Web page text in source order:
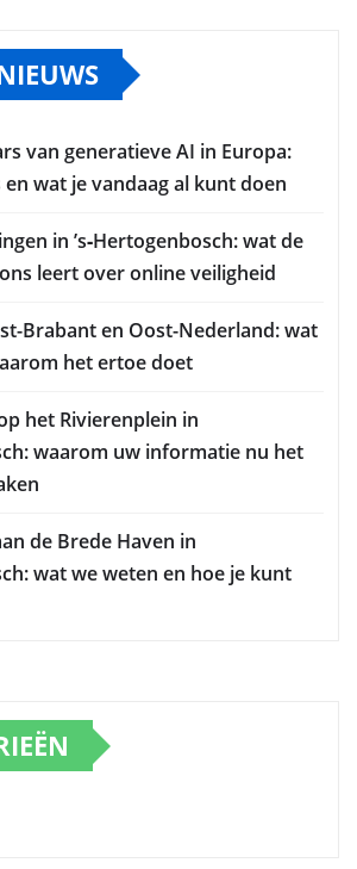
van generatieve AI in Europa:
wat je vandaag al kunt doen
in ’s‑Hertogenbosch: wat de
leert over online veiligheid
Brabant en Oost-Nederland: wat
het ertoe doet
het Rivierenplein in
waarom uw informatie nu het
de Brede Haven in
wat we weten en hoe je kunt